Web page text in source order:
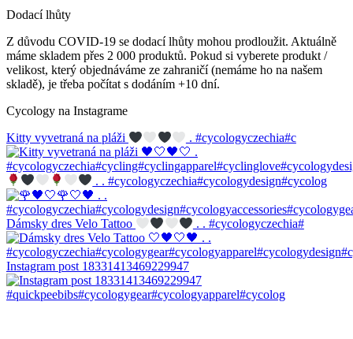
Dodací lhůty
Z důvodu COVID-19 se dodací lhůty mohou prodloužit. Aktuálně
máme skladem přes 2 000 produktů. Pokud si vyberete produkt /
velikost, který objednáváme ze zahraničí (nemáme ho na našem
skladě), je třeba počítat s dodáním +10 dní.
Cycology na Instagrame
Kitty vyvetraná na pláži . #cycologyczechia#c
. . #cycologyczechia#cycologydesign#cycolog
Dámsky dres Velo Tattoo . . #cycologyczechia#
Instagram post 18331413469229947
#quickpeebibs#cycologygear#cycologyapparel#cycolog